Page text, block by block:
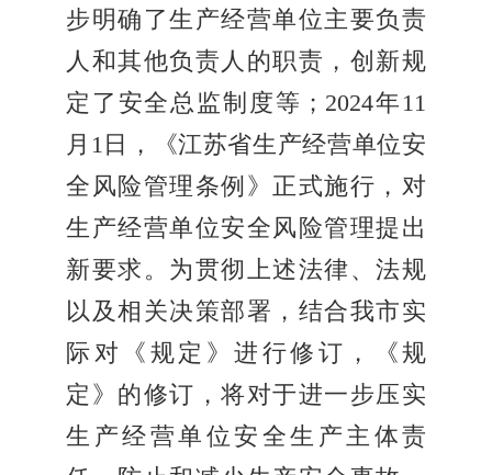
步明确了生产经营单位主要负责
人和其他负责人的职责，创新规
定了安全总监制度等；2024年11
月1日，《江苏省生产经营单位安
全风险管理条例》正式施行，对
生产经营单位安全风险管理提出
新要求。为贯彻上述法律、法规
以及相关决策部署，结合我市实
际对《规定》进行修订，《规
定》的修订，将对于进一步压实
生产经营单位安全生产主体责